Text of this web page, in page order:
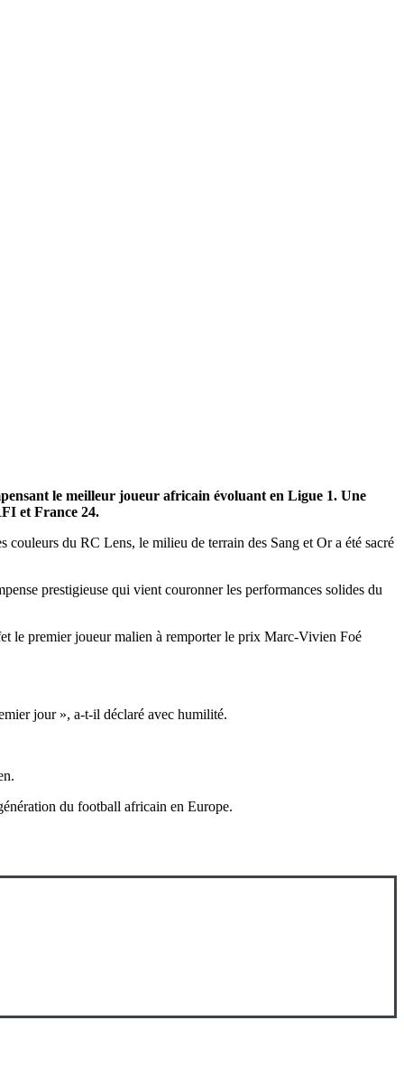
le meilleur joueur africain évoluant en Ligue 1. Une
et France 24.
couleurs du RC Lens, le milieu de terrain des Sang et Or a été sacré
prestigieuse qui vient couronner les performances solides du
le premier joueur malien à remporter le prix Marc-Vivien Foé
jour », a-t-il déclaré avec humilité.
du football africain en Europe.